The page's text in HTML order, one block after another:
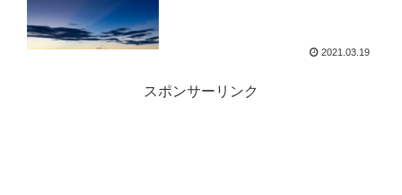
2021.03.19
スポンサーリンク